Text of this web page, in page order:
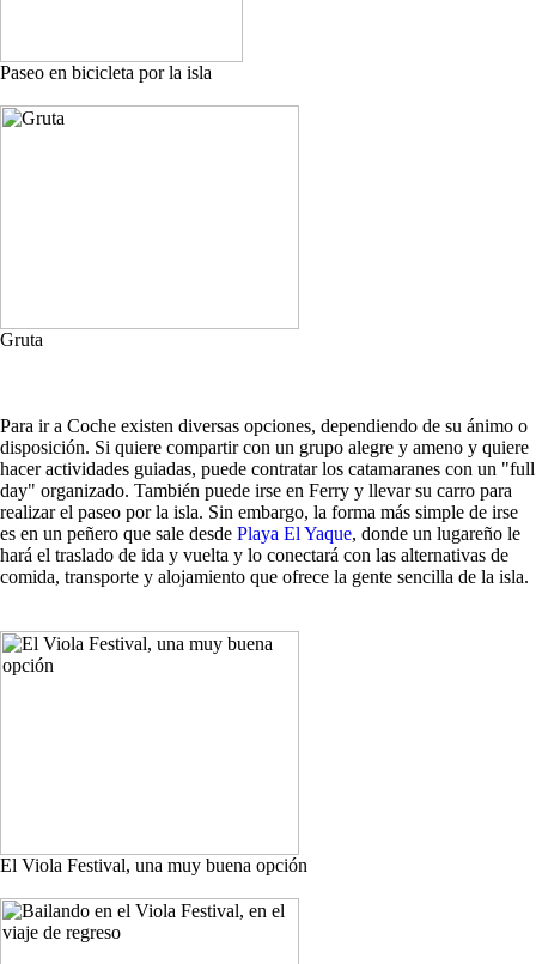
Paseo en bicicleta por la isla
Gruta
Para ir a Coche existen diversas opciones, dependiendo de su ánimo o
disposición. Si quiere compartir con un grupo alegre y ameno y quiere
hacer actividades guiadas, puede contratar los catamaranes con un "full
day" organizado. También puede irse en Ferry y llevar su carro para
realizar el paseo por la isla. Sin embargo, la forma más simple de irse
es en un peñero que sale desde Playa El Yaque, donde un lugareño le
hará el traslado de ida y vuelta y lo conectará con las alternativas de
comida, transporte y alojamiento que ofrece la gente sencilla de la isla.
El Viola Festival, una muy buena opción